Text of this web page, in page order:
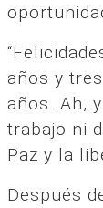
años y
años. Ah,
trabajo ni
Paz y la
Después